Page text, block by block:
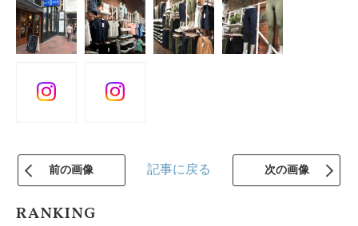
前の画像 記事に戻る 次の画像
RANKING